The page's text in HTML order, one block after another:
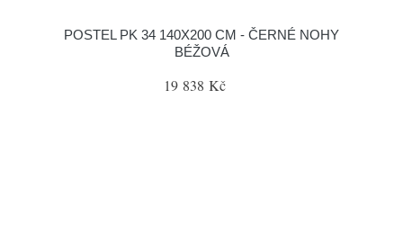
POSTEL PK 34 140X200 CM - ČERNÉ NOHY
BÉŽOVÁ
19 838 Kč